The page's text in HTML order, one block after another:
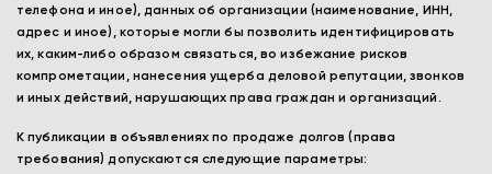
телефона и иное), данных об организации (наименование, ИНН,
адрес и иное), которые могли бы позволить идентифицировать
их, каким-либо образом связаться, во избежание рисков
компрометации, нанесения ущерба деловой репутации, звонков
и иных действий, нарушающих права граждан и организаций.
К публикации в объявлениях по продаже долгов (права
требования) допускаются следующие параметры: